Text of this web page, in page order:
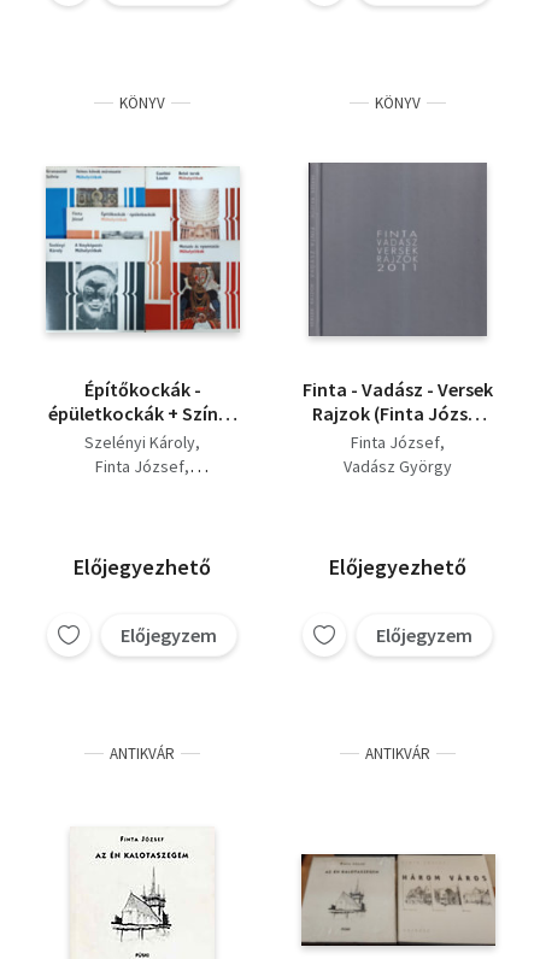
KÖNYV
Építőkockák -
épületkockák + Színes
kövek művészete +
Metszés és nyomtatás
Szelényi Károly
Finta József
Előjegyezhető
Előjegyzem
KÖNYV
Finta - Vadász - Versek
Rajzok (Finta József
által dedikált)
Finta József
Vadász György
Előjegyezhető
Előjegyzem
ANTIKVÁR ANTIKVÁR